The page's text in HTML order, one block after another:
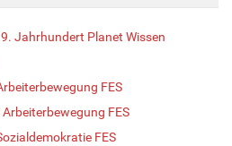
Jahrhundert Planet Wissen
FES
FES
FES